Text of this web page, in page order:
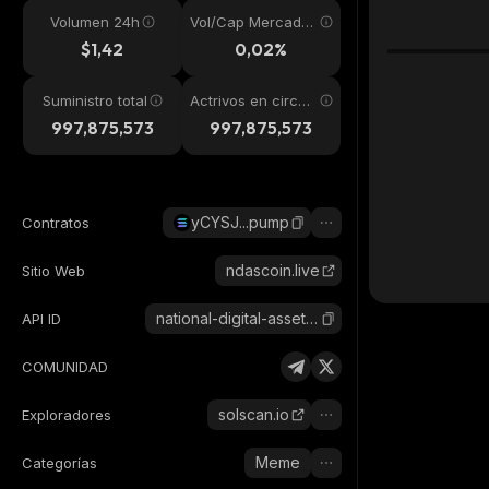
Volumen 24h
$1,42
Vol/Cap Mercado
0,02%
Suministro total
997,875,573
Actrivos en circul
ación997,875,573
Contratos yCYSJ...pump
Sitio Web ndascoin.live
API ID national-digital-asset-stockpile
COMUNIDAD
Exploradores solscan.io
Categorías Meme